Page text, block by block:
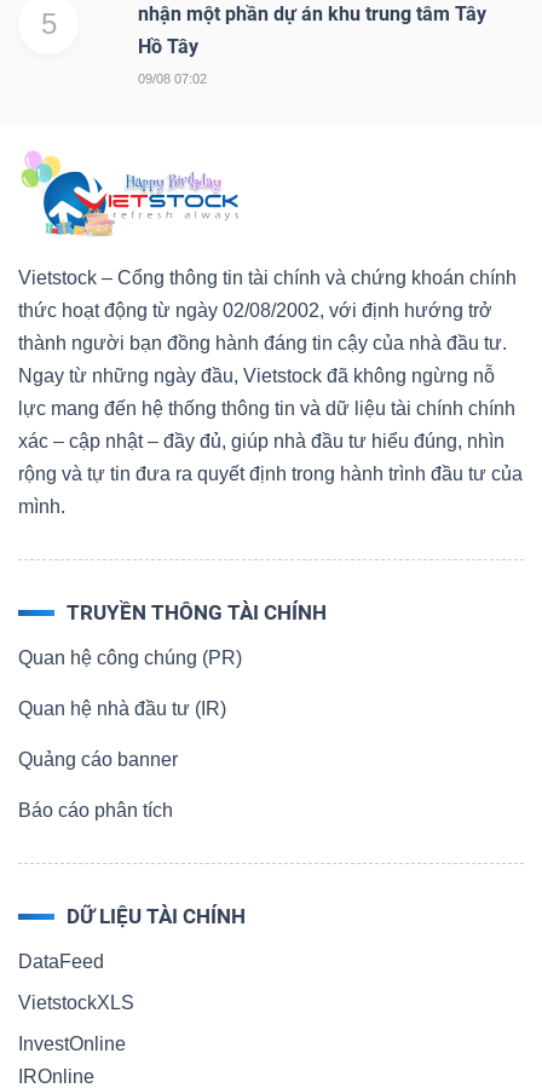
5
nhận một phần dự án khu trung tâm Tây
Hồ Tây
09/08 07:02
Vietstock – Cổng thông tin tài chính và chứng khoán chính
thức hoạt động từ ngày 02/08/2002, với định hướng trở
thành người bạn đồng hành đáng tin cậy của nhà đầu tư.
Ngay từ những ngày đầu, Vietstock đã không ngừng nỗ
lực mang đến hệ thống thông tin và dữ liệu tài chính chính
xác – cập nhật – đầy đủ, giúp nhà đầu tư hiểu đúng, nhìn
rộng và tự tin đưa ra quyết định trong hành trình đầu tư của
mình.
TRUYỀN THÔNG TÀI CHÍNH
Quan hệ công chúng (PR)
Quan hệ nhà đầu tư (IR)
Quảng cáo banner
Báo cáo phân tích
DỮ LIỆU TÀI CHÍNH
DataFeed
VietstockXLS
InvestOnline
IROnline